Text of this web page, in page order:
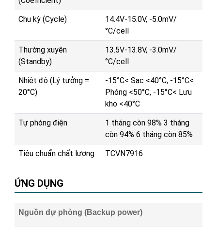
Chu kỳ (Cycle)
14.4V-15.0V, -5.0mV/
°C/cell
Thường xuyên
(Standby)
13.5V-13.8V, -3.0mV/
°C/cell
Nhiệt độ (Lý tưởng =
20°C)
-15°C< Sạc <40°C, -15°C<
Phóng <50°C, -15°C< Lưu
kho <40°C
Tự phóng điện
1 tháng còn 98% 3 tháng
còn 94% 6 tháng còn 85%
Tiêu chuẩn chất lượng TCVN7916
ỨNG DỤNG
Nguồn dự phòng (Backup power)